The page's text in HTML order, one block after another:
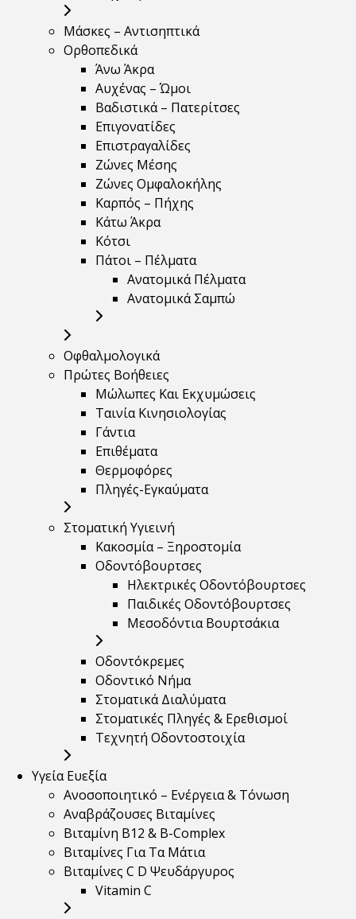
Μάσκες – Αντισηπτικά
Ορθοπεδικά
Άνω Άκρα
Αυχένας – Ώμοι
Βαδιστικά – Πατερίτσες
Επιγονατίδες
Επιστραγαλίδες
Ζώνες Μέσης
Ζώνες Ομφαλοκήλης
Καρπός – Πήχης
Κάτω Άκρα
Κότσι
Πάτοι – Πέλματα
Ανατομικά Πέλματα
Ανατομικά Σαμπώ
Οφθαλμολογικά
Πρώτες Βοήθειες
Μώλωπες Και Εκχυμώσεις
Ταινία Κινησιολογίας
Γάντια
Επιθέματα
Θερμοφόρες
Πληγές-Εγκαύματα
Στοματική Υγιεινή
Κακοσμία – Ξηροστομία
Οδοντόβουρτσες
Ηλεκτρικές Οδοντόβουρτσες
Παιδικές Οδοντόβουρτσες
Μεσοδόντια Βουρτσάκια
Οδοντόκρεμες
Οδοντικό Νήμα
Στοματικά Διαλύματα
Στοματικές Πληγές & Ερεθισμοί
Τεχνητή Οδοντοστοιχία
Υγεία Ευεξία
Ανοσοποιητικό – Ενέργεια & Τόνωση
Αναβράζουσες Βιταμίνες
Βιταμίνη B12 & Β-Complex
Βιταμίνες Για Τα Μάτια
Βιταμίνες C D Ψευδάργυρος
Vitamin C